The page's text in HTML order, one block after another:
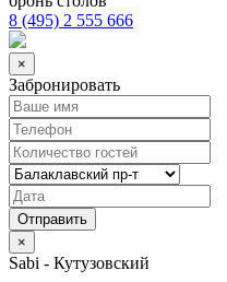
8 (495) 2 555 666
×
Забронировать
×
Sabi - Кутузовский